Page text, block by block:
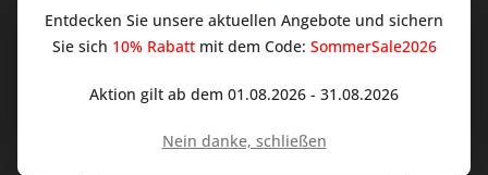
Sie keine Neuigkeit oder Aktion mehr aus
dem Traum Küchen - Shop.
Ich habe die
Datenschutzbestimmungen
Entdecken Sie unsere aktuellen Angebote und sichern
Sie sich 10% Rabattmit dem Code: SommerSale2026
Aktion gilt ab dem 01.08.2026 - 31.08.2026
Nein danke, schließen
Netzwerken vereinfachen sollen,
werden nur mit Ihrer Zustimmung
Ablehnen